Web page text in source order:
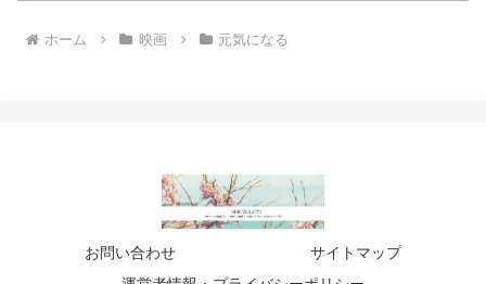
ホーム 映画 元気になる
お問い合わせ
サイトマップ